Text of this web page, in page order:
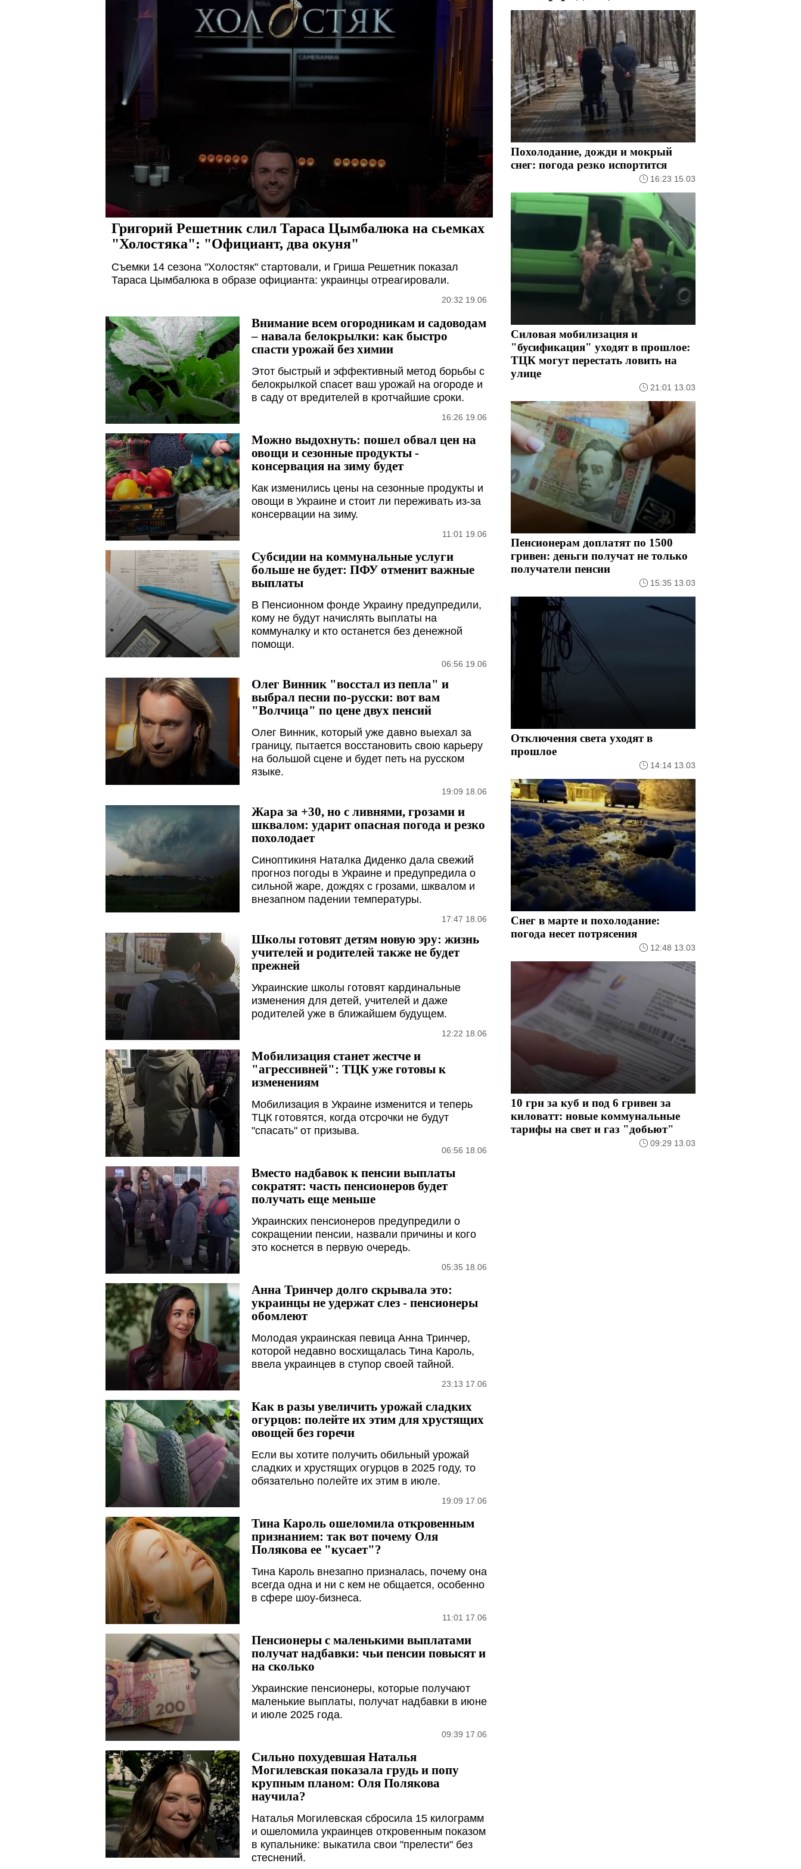
Григорий Решетник слил Тараса Цымбалюка на сьемках
"Холостяка": "Официант, два окуня"
Съемки 14 сезона "Холостяк" стартовали, и Гриша Решетник показал
Тараса Цымбалюка в образе официанта: украинцы отреагировали.
20:32 19.06
Внимание всем огородникам и садоводам
– навала белокрылки: как быстро
спасти урожай без химии
Этот быстрый и эффективный метод борьбы с
белокрылкой спасет ваш урожай на огороде и
в саду от вредителей в кротчайшие сроки.
16:26 19.06
Можно выдохнуть: пошел обвал цен на
овощи и сезонные продукты -
консервация на зиму будет
Как изменились цены на сезонные продукты и
овощи в Украине и стоит ли переживать из-за
консервации на зиму.
11:01 19.06
Субсидии на коммунальные услуги
больше не будет: ПФУ отменит важные
выплаты
В Пенсионном фонде Украину предупредили,
кому не будут начислять выплаты на
коммуналку и кто останется без денежной
помощи.
06:56 19.06
Олег Винник "восстал из пепла" и
выбрал песни по-русски: вот вам
"Волчица" по цене двух пенсий
Олег Винник, который уже давно выехал за
границу, пытается восстановить свою карьеру
на большой сцене и будет петь на русском
языке.
19:09 18.06
Жара за +30, но с ливнями, грозами и
шквалом: ударит опасная погода и резко
похолодает
Синоптикиня Наталка Диденко дала свежий
прогноз погоды в Украине и предупредила о
сильной жаре, дождях с грозами, шквалом и
внезапном падении температуры.
17:47 18.06
Школы готовят детям новую эру: жизнь
учителей и родителей также не будет
прежней
Украинские школы готовят кардинальные
изменения для детей, учителей и даже
родителей уже в ближайшем будущем.
12:22 18.06
Мобилизация станет жестче и
"агрессивней": ТЦК уже готовы к
изменениям
Мобилизация в Украине изменится и теперь
ТЦК готовятся, когда отсрочки не будут
"спасать" от призыва.
06:56 18.06
Вместо надбавок к пенсии выплаты
сократят: часть пенсионеров будет
получать еще меньше
Украинских пенсионеров предупредили о
сокращении пенсии, назвали причины и кого
это коснется в первую очередь.
05:35 18.06
Анна Тринчер долго скрывала это:
украинцы не удержат слез - пенсионеры
обомлеют
Молодая украинская певица Анна Тринчер,
которой недавно восхищалась Тина Кароль,
ввела украинцев в ступор своей тайной.
23:13 17.06
Как в разы увеличить урожай сладких
огурцов: полейте их этим для хрустящих
овощей без горечи
Если вы хотите получить обильный урожай
сладких и хрустящих огурцов в 2025 году, то
обязательно полейте их этим в июле.
19:09 17.06
Тина Кароль ошеломила откровенным
признанием: так вот почему Оля
Полякова ее "кусает"?
Тина Кароль внезапно призналась, почему она
всегда одна и ни с кем не общается, особенно
в сфере шоу-бизнеса.
11:01 17.06
Пенсионеры с маленькими выплатами
получат надбавки: чьи пенсии повысят и
на сколько
Украинские пенсионеры, которые получают
маленькие выплаты, получат надбавки в июне
и июле 2025 года.
09:39 17.06
Сильно похудевшая Наталья
Могилевская показала грудь и попу
крупным планом: Оля Полякова
научила?
Наталья Могилевская сбросила 15 килограмм
и ошеломила украинцев откровенным показом
в купальнике: выкатила свои "прелести" без
стеснений.
Похолодание, дожди и мокрый
снег: погода резко испортится
16:23 15.03
Силовая мобилизация и
"бусификация" уходят в прошлое:
ТЦК могут перестать ловить на
улице
21:01 13.03
Пенсионерам доплатят по 1500
гривен: деньги получат не только
получатели пенсии
15:35 13.03
Отключения света уходят в
прошлое
14:14 13.03
Снег в марте и похолодание:
погода несет потрясения
12:48 13.03
10 грн за куб и под 6 гривен за
киловатт: новые коммунальные
тарифы на свет и газ "добьют"
09:29 13.03